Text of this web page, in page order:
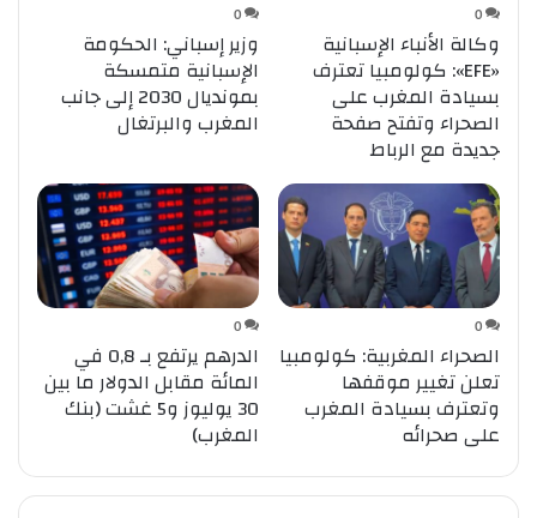
0
وكالة الأنباء الإسبانية
«EFE»: كولومبيا تعترف
بسيادة المغرب على
الصحراء وتفتح صفحة
جديدة مع الرباط
0
وزير إسباني: الحكومة
الإسبانية متمسكة
بمونديال 2030 إلى جانب
المغرب والبرتغال
0
الصحراء المغربية: كولومبيا
تعلن تغيير موقفها
وتعترف بسيادة المغرب
على صحرائه
0
الدرهم يرتفع بـ 0,8 في
المائة مقابل الدولار ما بين
30 يوليوز و5 غشت (بنك
المغرب)